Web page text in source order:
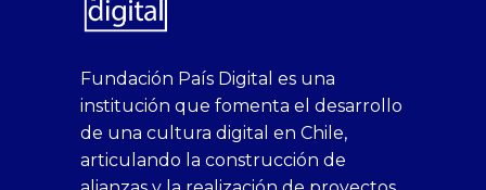
1xbet
canlı
casino
siteleri
siteleri
deneme
bonusu
Sikis
siteleri
bonusu
veren
siteler
casino
siteleri
1win
xslot
bonusu
veren
siteler
deneme
escort
casino
siteleri
bonusu
bahis
siteleri
Hot
Couple
xxx
homemade
yenigiris.com
Giriş
bonusu
veren
siteler
deneme
Fundación País Digital es una
institución que fomenta el desarrollo
de una cultura digital en Chile,
articulando la construcción de